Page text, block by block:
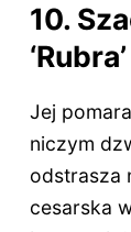
10.
‘Rubra’
Jej
niczym
odstrasza
cesarska